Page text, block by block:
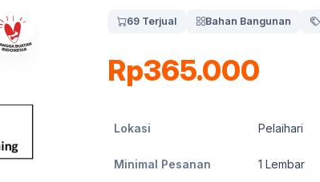
69 Terjual Bahan Bangunan
Rp365.000
Lokasi Pelaihari
Minimal Pesanan 1 Lembar